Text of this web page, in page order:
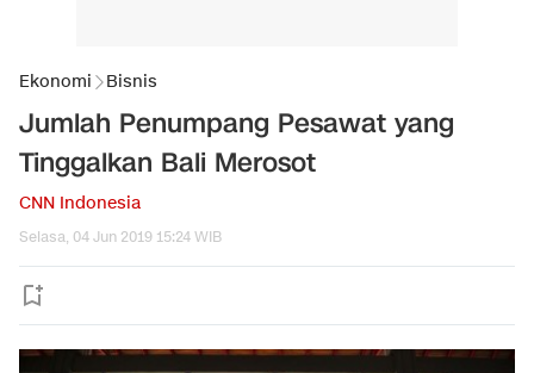
Ekonomi Bisnis
Jumlah Penumpang Pesawat yang
Tinggalkan Bali Merosot
CNN Indonesia
Selasa, 04 Jun 2019 15:24 WIB